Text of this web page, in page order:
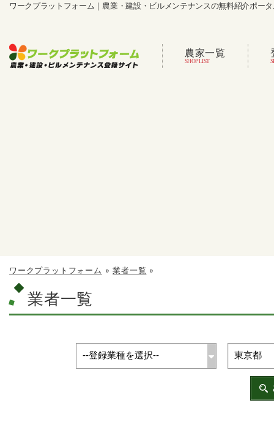
ワークプラットフォーム｜農業・建設・ビルメンテナンスの無料紹介ポー
農家一覧
ワークプラットフォーム »業者一覧 »
業者一覧